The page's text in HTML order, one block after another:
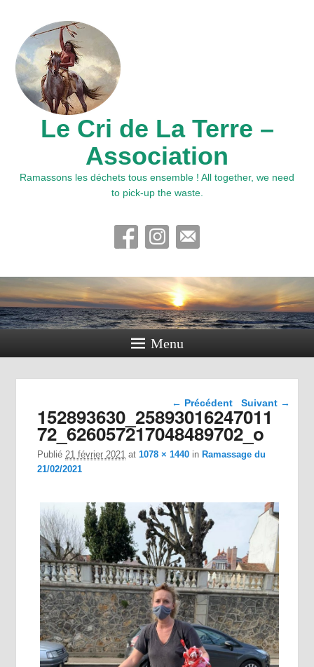
Le Cri de La Terre –
Association
Ramassons les déchets tous ensemble ! All together, we need
to pick-up the waste.
Menu
Navigation dans les
images
← Précédent Suivant →
152893630_25893016247011
72_626057217048489702_o
Publié21 février 2021 at1078 × 1440 in Ramassage du
21/02/2021